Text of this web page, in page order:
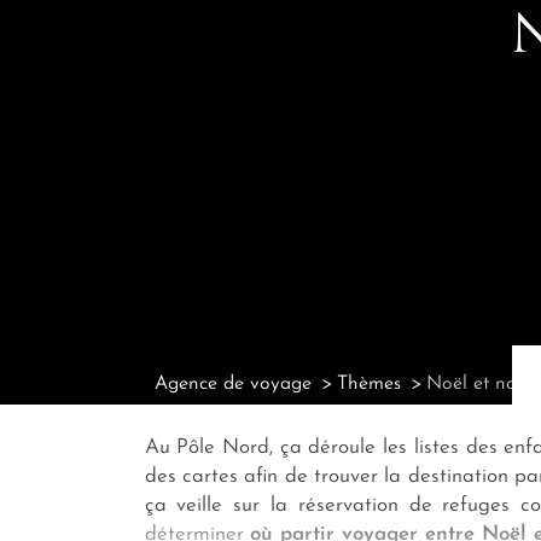
Agence de voyage Thèmes Noël et
Au Pôle Nord, ça déroule les listes des
des cartes afin de trouver la destination
ça veille sur la réservation de refuges
détermineroù partir voyager entre Noël